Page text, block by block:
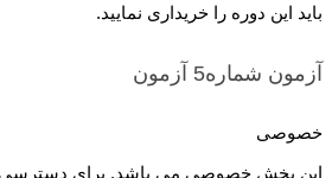
باید این دوره را خریداری نمایید.
آزمون شماره5 آزمون
خصوصی
این بخش خصوصی می باشد. برای دسترسی